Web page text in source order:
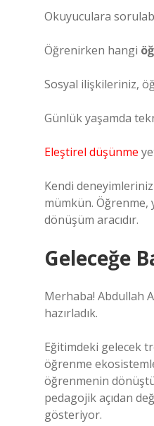
Okuyuculara
Öğrenirken hangi
Sosyal ilişkileriniz,
Günlük yaşamda
Eleştirel düşünme
Kendi
mümkün. Öğrenme,
dönüşüm aracıdır.
Geleceğe
Merhaba! Abdullah
hazırladık.
Eğitimdeki gelecek
öğrenme
öğrenmenin
pedagojik açıdan
gösteriyor.